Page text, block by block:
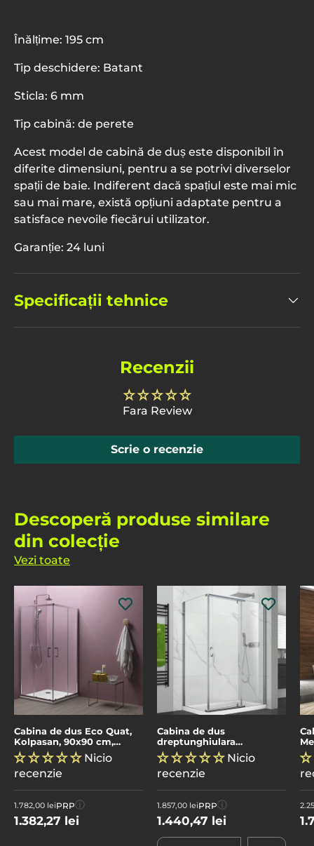
Înălțime: 195 cm
Tip deschidere: Batant
Sticla: 6 mm
Tip cabină: de perete
Acest model de cabină de duș este disponibil în
diferite dimensiuni, pentru a se potrivi diverselor
spații de baie. Indiferent dacă spațiul este mai mic
sau mai mare, există opțiuni adaptate pentru a
satisface nevoile fiecărui utilizator.
Garanție: 24 luni
Specificații tehnice
Recenzii
Fara Review
Scrie o recenzie
Descoperă produse similare
din colecție
Vezi toate
Cabina de dus Eco Quat,
Kolpasan, 90x90 cm,
patrata
Nicio
recenzie
1.382,27 lei
1.782,00 leiPRPⓘ
Cabina de dus
dreptunghiulara
Mediterraneo, 100x80 cm,
argintiu
Nicio
recenzie
1.440,47 lei
1.857,00 leiPRPⓘ